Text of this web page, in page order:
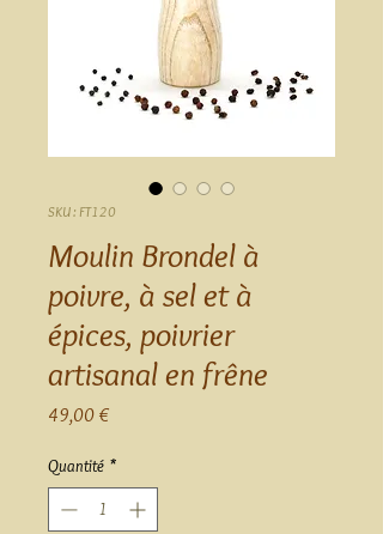
SKU : FT120
Moulin Brondel à
poivre, à sel et à
épices, poivrier
artisanal en frêne
49,00 €Prix
Quantité *